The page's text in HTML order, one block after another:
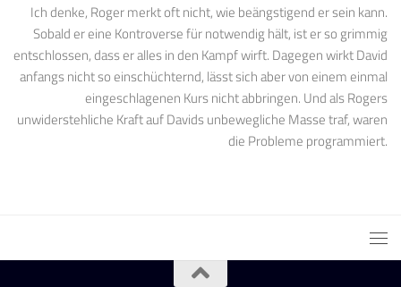
Ich denke, Roger merkt oft nicht, wie beängstigend er sein kann.
Sobald er eine Kontroverse für notwendig hält, ist er so grimmig
entschlossen, dass er alles in den Kampf wirft. Dagegen wirkt David
anfangs nicht so einschüchternd, lässt sich aber von einem einmal
eingeschlagenen Kurs nicht abbringen. Und als Rogers
unwiderstehliche Kraft auf Davids unbewegliche Masse traf, waren
die Probleme programmiert.